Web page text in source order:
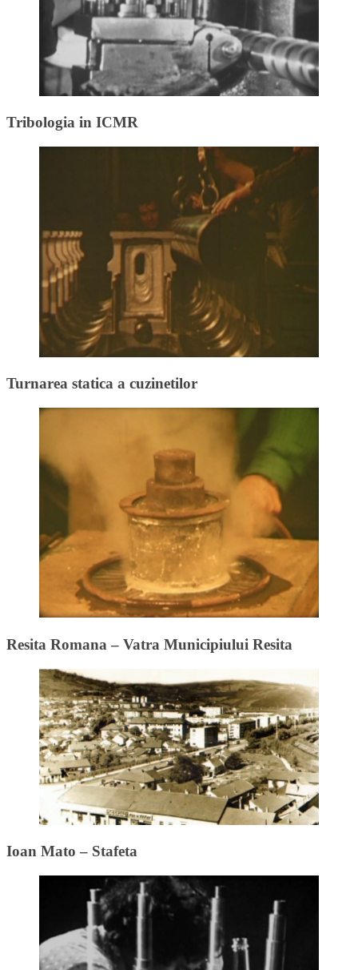
Tribologia in ICMR
Turnarea statica a cuzinetilor
Resita Romana – Vatra Municipiului Resita
Ioan Mato – Stafeta